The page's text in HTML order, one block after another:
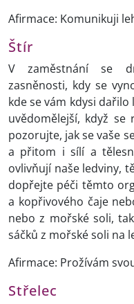
Afirmace: Komunikuji
Štír
V zaměstnání se
zasněnosti, kdy se
kde se vám kdysi
uvědomělejší, když
pozorujte, jak se vaše
a přitom i sílí a
ovlivňují naše ledviny,
dopřejte péči těmto
a kopřivového čaje
nebo z mořské soli,
sáčků z mořské soli na
Afirmace: Prožívám
Střelec